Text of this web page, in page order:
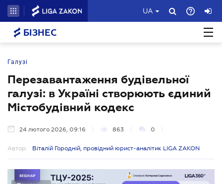
UA
БІЗНЕС
Галузі
Перезавантаження будівельної
галузі: в Україні створюють єдиний
Містобудівний кодекс
24 лютого 2026, 09:16 863 0
Автор: Віталій Городній, провідний юрист-аналітик LIGA ZAKON